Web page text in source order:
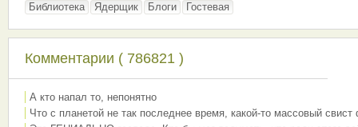
Библиотека
Ядерщик Блоги Гостевая
Комментарии ( 786821 )
А кто напал то, непонятно
Что с планетой не так последнее время, какой-то массовый свист